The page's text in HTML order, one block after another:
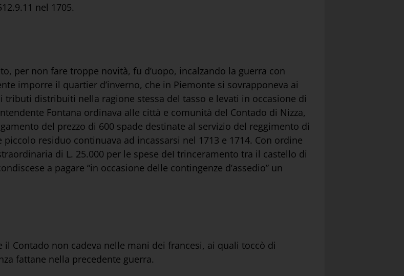
nel 1705.
per non fare troppe novità, fu d’uopo, incalzando la guerra con
imporre il quartier d’inverno, che in Piemonte si sovrapponeva ai
distribuiti nella ragione stessa del tasso e levati in occasione di
Fontana ordinava alle città e comunità del Contado di Nizza,
del prezzo di 600 spade destinate al servizio del reggimento di
residuo continuava ad incassarsi nel 1713 e 1714. Con ordine
di L. 25.000 per le spese deI trinceramento tra il castello di
a pagare “in occasione delle contingenze d’assedio” un
Contado non cadeva nelle mani dei francesi, ai quali toccò di
fattane nella precedente guerra.